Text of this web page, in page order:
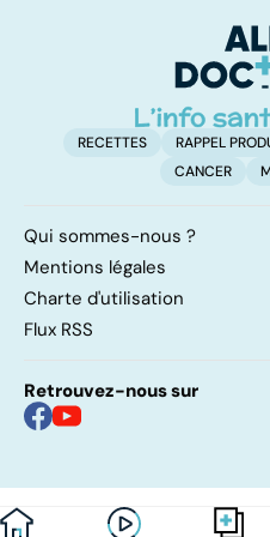
RECETTES RAPPEL
CANCER
Qui sommes-nous ?
Mentions légales
Charte d'utilisation
Flux RSS
Retrouvez-nous sur